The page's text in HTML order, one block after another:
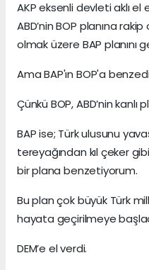
AKP eksenli devleti aklı
ABD’nin BOP planına
olmak üzere BAP planını
Ama BAP'ın BOP'a
Çünkü BOP, ABD’nin kanlı
BAP ise; Türk ulusunu
tereyağından kıl çeker
bir plana benzetiyorum.
Bu plan çok büyük Türk
hayata geçirilmeye
DEM’e el verdi.